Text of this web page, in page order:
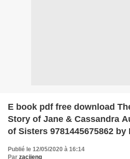
E book pdf free download
Story of Jane & Cassandra
of Sisters 9781445675862 by
Publié le 12/05/2020 à 16:14
Par zacijeng